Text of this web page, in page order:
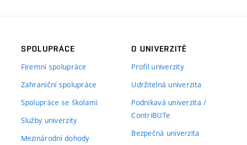
SPOLUPRÁCE
Firemní spolupráce
Zahraniční spolupráce
Spolupráce se školami
Služby univerzity
Mezinárodní dohody
O UNIVERZITĚ
Profil univerzity
Udržitelná univerzita
Podnikavá univerzita /
ContriBUTe
Bezpečná univerzita